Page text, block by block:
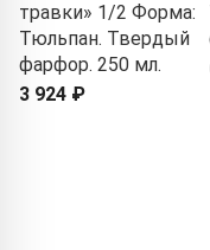
травки» 1/2 Форма:
Тюльпан. Твердый
фарфор. 250 мл.
3 924 ₽